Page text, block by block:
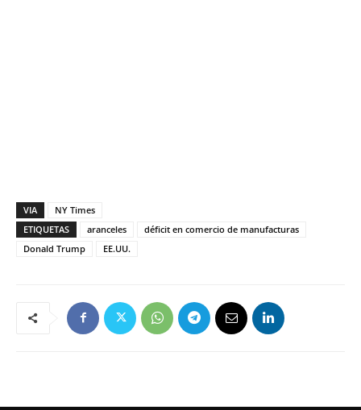
VIA
NY Times
ETIQUETAS
aranceles
déficit en comercio de manufacturas
Donald Trump
EE.UU.